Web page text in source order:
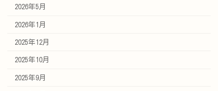
2026年5月
2026年1月
2025年12月
2025年10月
2025年9月